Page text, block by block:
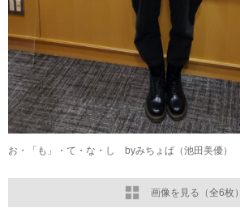
画像を見る（全6枚）
お・「も」・て・な・し byみちょぱ（池田美優）